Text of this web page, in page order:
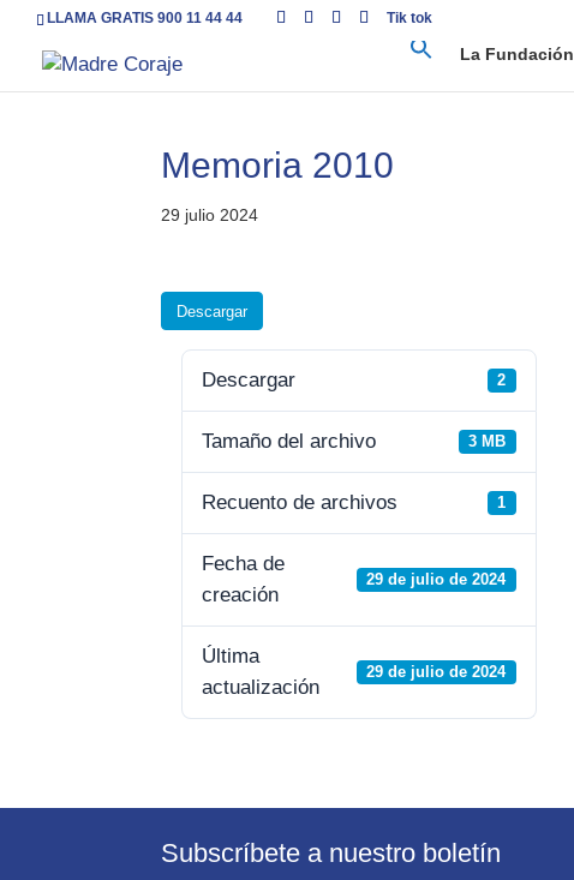
LLAMA GRATIS 900 11 44 44 Tik tok
La Fundación
Memoria 2010
29 julio 2024
Descargar
Descargar 2
Tamaño del archivo 3 MB
Recuento de archivos 1
Fecha de
creación
29 de julio de 2024
Última
actualización
29 de julio de 2024
Subscríbete a nuestro boletín